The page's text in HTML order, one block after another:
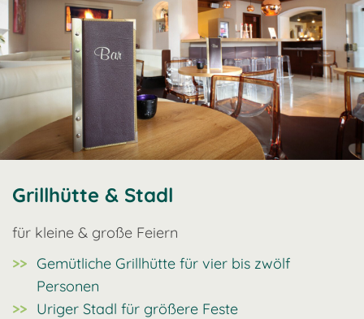
Grillhütte & Stadl
für kleine & große Feiern
Gemütliche Grillhütte für vier bis zwölf
Personen
Uriger Stadl für größere Feste